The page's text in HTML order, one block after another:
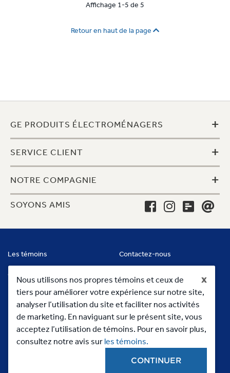
x
Nous utilisons nos propres témoins et ceux de
tiers pour améliorer votre expérience sur notre site,
analyser l’utilisation du site et faciliter nos activités
de marketing. En naviguant sur le présent site, vous
acceptez l’utilisation de témoins. Pour en savoir plus,
consultez notre avis sur les témoins.
CONTINUER
Affichage 1-5 de 5
Retour en haut de la page
GE PRODUITS ÉLECTROMÉNAGERS +
SERVICE CLIENT +
NOTRE COMPAGNIE +
SOYONS AMIS
Les témoins Contactez-nous
Conditions